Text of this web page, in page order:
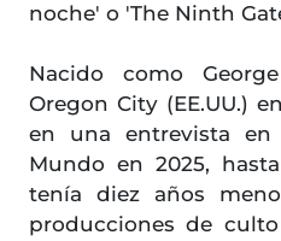
noche' o 'The Ninth
Nacido como
Oregon City (EE.UU.)
en una entrevista
Mundo en 2025,
tenía diez años
producciones de